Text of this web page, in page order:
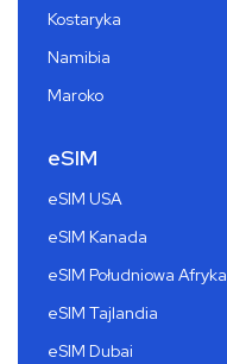
Kostaryka
Namibia
Maroko
eSIM
eSIM USA
eSIM Kanada
eSIM Południowa Afryka
eSIM Tajlandia
eSIM Dubai